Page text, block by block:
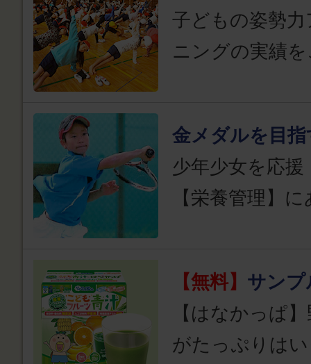
子どもの姿勢
ニングの実績
金メダルを目指
少年少女を応
【栄養管理】
【無料】 サンプ
【はなかっぱ
がたっぷりは